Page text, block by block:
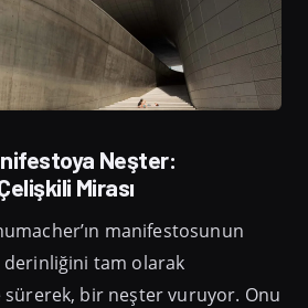
Neşter:
Mirası
manifestosunun
derinliğini tam olarak
sürerek, bir neşter vuruyor. Onu